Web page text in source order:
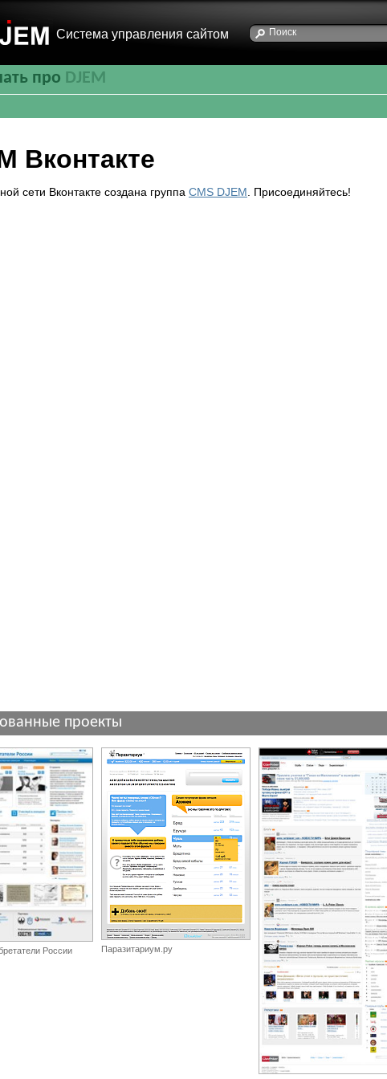
Cистема управления сайтом
про DJEM
Вконтакте
сети Вконтакте создана группа CMS DJEM . Присоединяйтесь!
проекты
России Паразитариум.ру